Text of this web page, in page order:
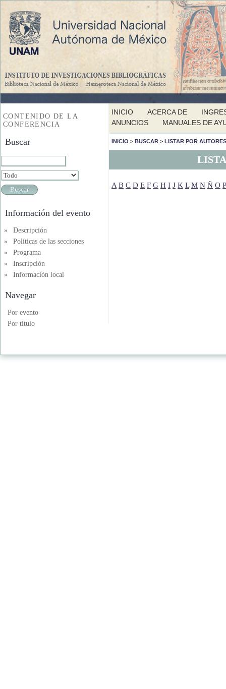
CONTENIDO DE LA
CONFERENCIA
Buscar
Información del evento
»
Descripción
»
Políticas de las secciones
»
Programa
»
Inscripción
»
Información local
Navegar
Por evento
Por título
INICIO ACERCA DE
ANUNCIOS
MANUALES DE
INICIO > BUSCAR > LISTAR POR AUTORES
A B C D E F G H I J K L M N Ñ O P